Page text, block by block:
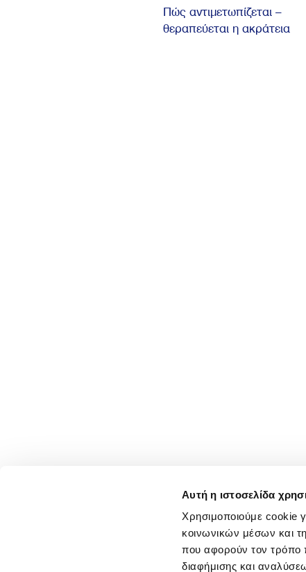
Αυτή η ιστοσελίδα
Χρησιμοποιούμε cookie
κοινωνικών μέσων και
που αφορούν τον τρόπο
διαφήμισης και
Πώς αντιμετωπίζεται –
θεραπεύεται η ακράτεια